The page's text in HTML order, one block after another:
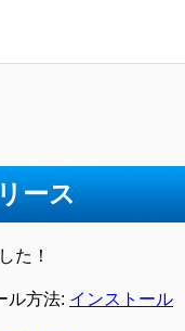
ース
た！
ル方法: インストール